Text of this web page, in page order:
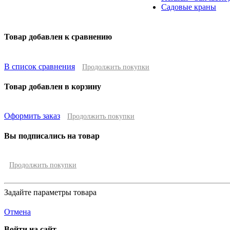
Садовые краны
Товар добавлен к сравнению
В список сравнения Продолжить покупки
Товар добавлен в корзину
Оформить заказ Продолжить покупки
Вы подписались на товар
Продолжить покупки
Задайте параметры товара
Отмена